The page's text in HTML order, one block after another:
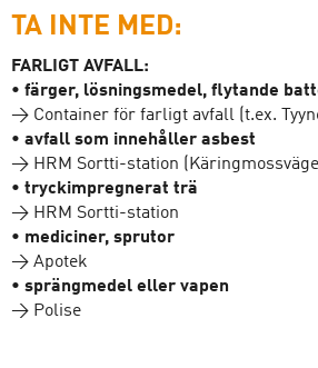
TA INTE MED:
FARLIGT AVFALL:
• färger, lösningsmedel, flytande
→ Container för farligt avfall (t.ex.
• avfall som innehåller asbest
→ HRM Sortti-station
• tryckimpregnerat trä
→ HRM Sortti-station
• mediciner, sprutor
→ Apotek
• sprängmedel eller vapen
→ Polise